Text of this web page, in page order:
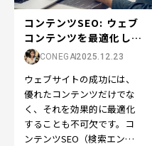
コンテンツSEO: ウェブ
コンテンツを最適化して
検索エンジン...
CONEGA2025.12.23
ウェブサイトの成功には、
優れたコンテンツだけでな
く、それを効果的に最適化
することも不可欠です。コ
ンテンツSEO（検索エンジ